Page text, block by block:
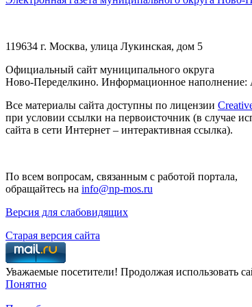
119634 г. Москва, улица Лукинская, дом 5
Официальный сайт муниципального округа
Ново-Переделкино. Информационное наполнение:
Все материалы сайта доступны по лицензии
при условии ссылки на первоисточник (в случае
сайта в сети Интернет – интерактивная ссылка).
По всем вопросам, связанным с работой портала,
обращайтесь на info@np-mos.ru
Версия для слабовидящих
Старая версия сайта
Уважаемые посетители! Продолжая использовать
Понятно